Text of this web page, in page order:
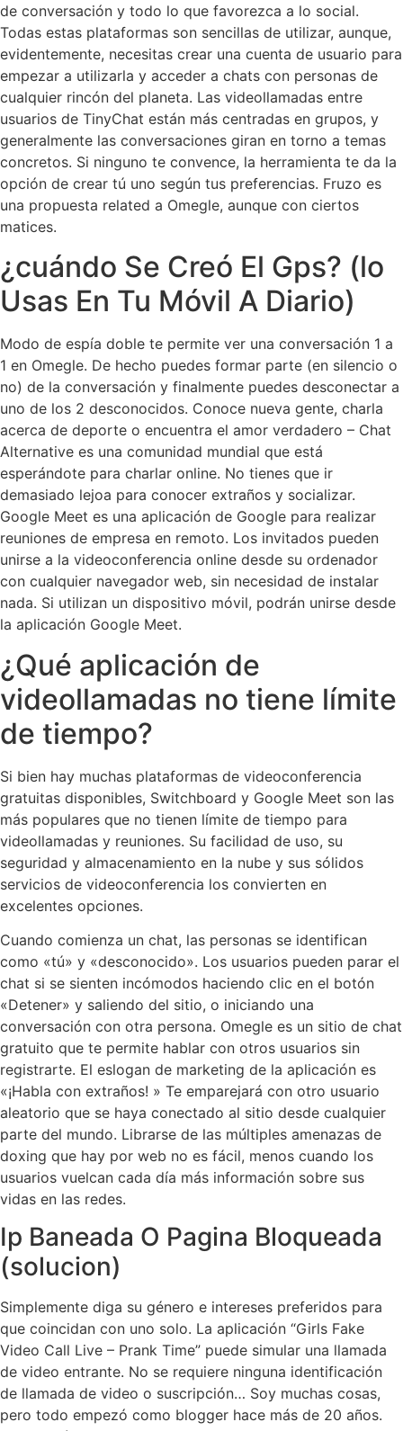
de conversación y todo lo que favorezca a lo social.
Todas estas plataformas son sencillas de utilizar, aunque,
evidentemente, necesitas crear una cuenta de usuario para
empezar a utilizarla y acceder a chats con personas de
cualquier rincón del planeta. Las videollamadas entre
usuarios de TinyChat están más centradas en grupos, y
generalmente las conversaciones giran en torno a temas
concretos. Si ninguno te convence, la herramienta te da la
opción de crear tú uno según tus preferencias. Fruzo es
una propuesta related a Omegle, aunque con ciertos
matices.
¿cuándo Se Creó El Gps? (lo
Usas En Tu Móvil A Diario)
Modo de espía doble te permite ver una conversación 1 a
1 en Omegle. De hecho puedes formar parte (en silencio o
no) de la conversación y finalmente puedes desconectar a
uno de los 2 desconocidos. Conoce nueva gente, charla
acerca de deporte o encuentra el amor verdadero – Chat
Alternative es una comunidad mundial que está
esperándote para charlar online. No tienes que ir
demasiado lejoa para conocer extraños y socializar.
Google Meet es una aplicación de Google para realizar
reuniones de empresa en remoto. Los invitados pueden
unirse a la videoconferencia online desde su ordenador
con cualquier navegador web, sin necesidad de instalar
nada. Si utilizan un dispositivo móvil, podrán unirse desde
la aplicación Google Meet.
¿Qué aplicación de
videollamadas no tiene límite
de tiempo?
Si bien hay muchas plataformas de videoconferencia
gratuitas disponibles, Switchboard y Google Meet son las
más populares que no tienen límite de tiempo para
videollamadas y reuniones. Su facilidad de uso, su
seguridad y almacenamiento en la nube y sus sólidos
servicios de videoconferencia los convierten en
excelentes opciones.
Cuando comienza un chat, las personas se identifican
como «tú» y «desconocido». Los usuarios pueden parar el
chat si se sienten incómodos haciendo clic en el botón
«Detener» y saliendo del sitio, o iniciando una
conversación con otra persona. Omegle es un sitio de chat
gratuito que te permite hablar con otros usuarios sin
registrarte. El eslogan de marketing de la aplicación es
«¡Habla con extraños! » Te emparejará con otro usuario
aleatorio que se haya conectado al sitio desde cualquier
parte del mundo. Librarse de las múltiples amenazas de
doxing que hay por web no es fácil, menos cuando los
usuarios vuelcan cada día más información sobre sus
vidas en las redes.
Ip Baneada O Pagina Bloqueada
(solucion)
Simplemente diga su género e intereses preferidos para
que coincidan con uno solo. La aplicación “Girls Fake
Video Call Live – Prank Time” puede simular una llamada
de video entrante. No se requiere ninguna identificación
de llamada de video o suscripción… Soy muchas cosas,
pero todo empezó como blogger hace más de 20 años.